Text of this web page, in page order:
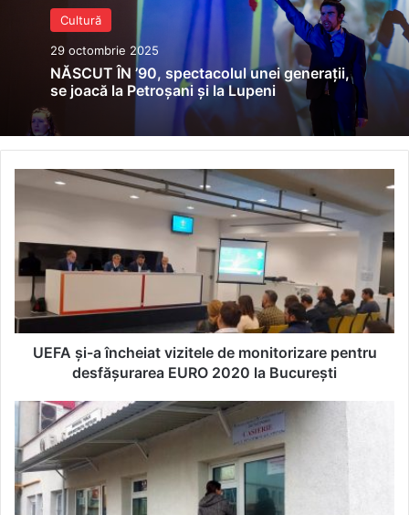
Cultură
29 octombrie 2025
NĂSCUT ÎN ’90, spectacolul unei generații,
se joacă la Petroșani și la Lupeni
vizitele
de
monitorizare
pentru
desfășurarea
EURO
București
UEFA și-a încheiat vizitele de monitorizare pentru
desfășurarea EURO 2020 la București
Două
puncte
pentru
plata
impozitelor